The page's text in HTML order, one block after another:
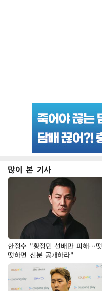
많이 본 기사
한정수 "황정민 선배만 피해…떳
떳하면 신분 공개하라"